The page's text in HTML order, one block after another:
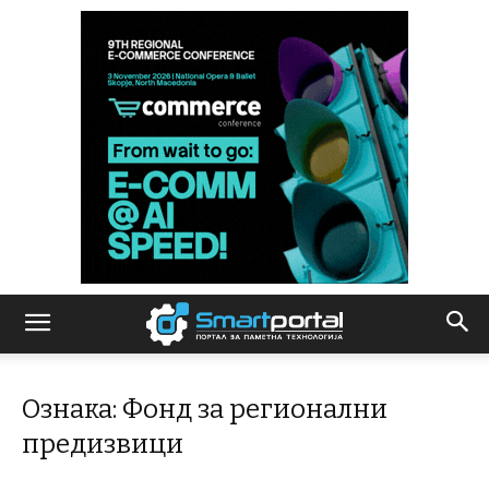
Ознака: Фонд за регионални
предизвици